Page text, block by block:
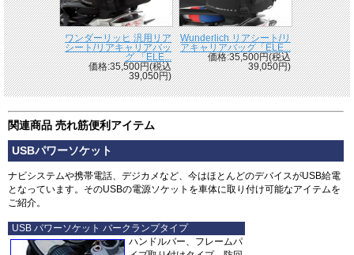
ワンダーリッヒ 汎用リア
シート/リアキャリアバッ
グ 「ELE...
価格:35,500円(税込
39,050円)
Wunderlich リアシート/リ
アキャリアバッグ「ELE...
価格:35,500円(税込
39,050円)